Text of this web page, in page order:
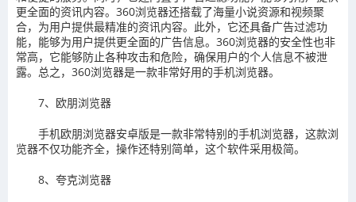
更全面的资讯内容。360浏览器还搭载了海量小说资源和视频聚
合，为用户提供最精准的资讯内容。此外，它还具备广告过滤功
能，能够为用户提供更全面的广告信息。360浏览器的安全性也非
常高，它能够防止各种攻击和危险，确保用户的个人信息不被泄
露。总之，360浏览器是一款非常好用的手机浏览器。
7、欧朋浏览器
手机欧朋浏览器安卓版是一款非常特别的手机浏览器，这款浏
览器不仅功能齐全，操作还特别简单，这个软件采用极简。
8、夸克浏览器